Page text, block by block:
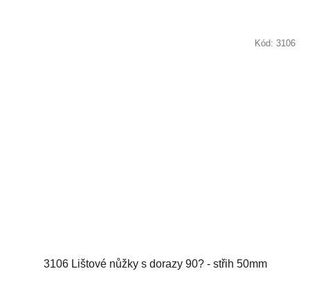
3106 Lištové nůžky s dorazy 90? - střih 50mm
Kód: 3106